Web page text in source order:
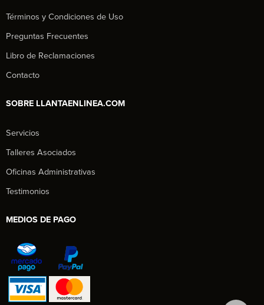
Términos y Condiciones de Uso
Preguntas Frecuentes
Libro de Reclamaciones
Contacto
SOBRE LLANTAENLINEA.COM
Servicios
Talleres Asociados
Oficinas Administrativas
Testimonios
MEDIOS DE PAGO